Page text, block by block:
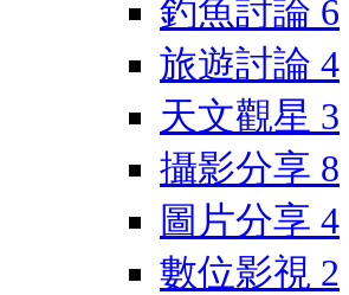
釣魚討論 6
旅遊討論 4
天文觀星 3
攝影分享 8
圖片分享 4
數位影視 2